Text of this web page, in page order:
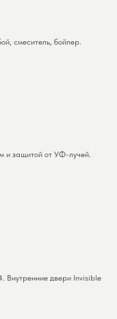
смеситель, бойлер.
и защитой от УФ-лучей.
двери Invisible